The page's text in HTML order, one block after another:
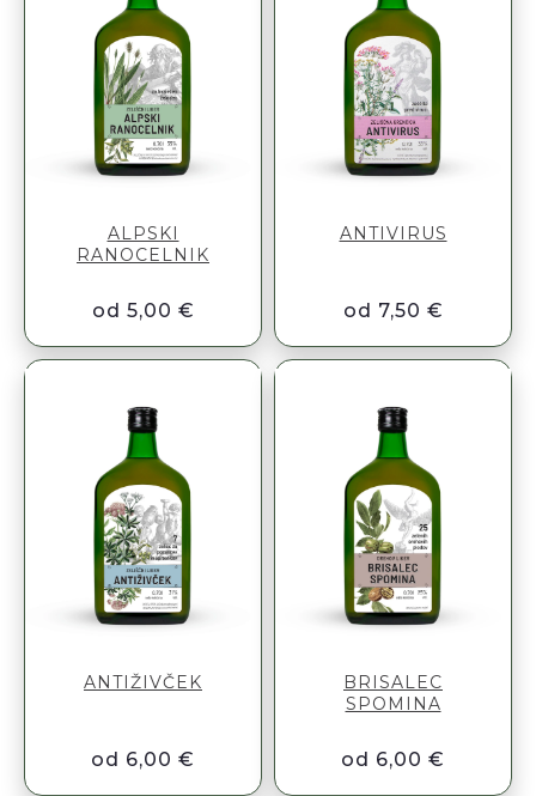
ALPSKI
RANOCELNIK
od 5,00 €
ANTIVIRUS
od 7,50 €
ANTIŽIVČEK
od 6,00 €
BRISALEC
SPOMINA
od 6,00 €